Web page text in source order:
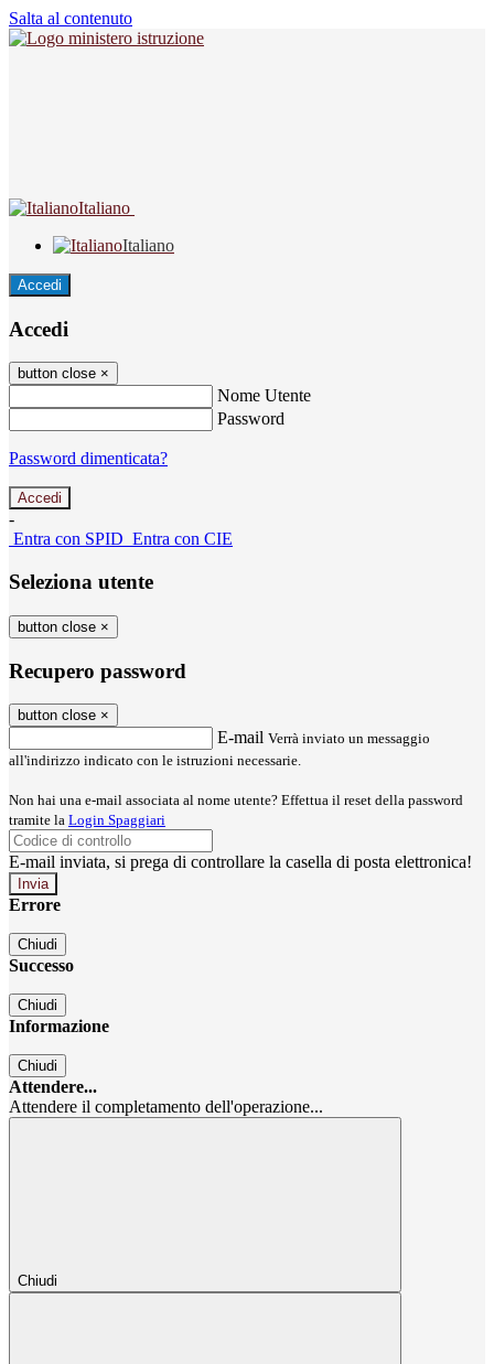
Salta al contenuto
Italiano
Italiano
Accedi
Accedi
button close ×
Nome Utente
Password
Password dimenticata?
-
Entra con SPID Entra con CIE
Seleziona utente
button close ×
Recupero password
button close ×
E-mail Verrà inviato un messaggio
all'indirizzo indicato con le istruzioni necessarie.
Non hai una e-mail associata al nome utente? Effettua il reset della password
tramite la Login Spaggiari
E-mail inviata, si prega di controllare la casella di posta elettronica!
Errore
Chiudi
Successo
Chiudi
Informazione
Chiudi
Attendere...
Attendere il completamento dell'operazione...
Chiudi